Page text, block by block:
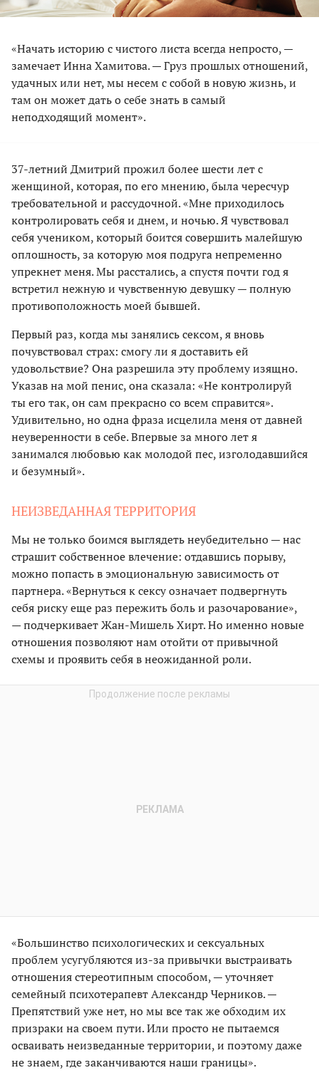
«Начать историю с чистого листа всегда непросто, —
замечает Инна Хамитова. — Груз прошлых отношений,
удачных или нет, мы несем с собой в новую жизнь, и
там он может дать о себе знать в самый
неподходящий момент».
37-летний Дмитрий прожил более шести лет с
женщиной, которая, по его мнению, была чересчур
требовательной и рассудочной. «Мне приходилось
контролировать себя и днем, и ночью. Я чувствовал
себя учеником, который боится совершить малейшую
оплошность, за которую моя подруга непременно
упрекнет меня. Мы расстались, а спустя почти год я
встретил нежную и чувственную девушку — полную
противоположность моей бывшей.
Первый раз, когда мы занялись сексом, я вновь
почувствовал страх: смогу ли я доставить ей
удовольствие? Она разрешила эту проблему изящно.
Указав на мой пенис, она сказала: «Не контролируй
ты его так, он сам прекрасно со всем справится».
Удивительно, но одна фраза исцелила меня от давней
неуверенности в себе. Впервые за много лет я
занимался любовью как молодой пес, изголодавшийся
и безумный».
НЕИЗВЕДАННАЯ ТЕРРИТОРИЯ
Мы не только боимся выглядеть неубедительно — нас
страшит собственное влечение: отдавшись порыву,
можно попасть в эмоциональную зависимость от
партнера. «Вернуться к сексу означает подвергнуть
себя риску еще раз пережить боль и разочарование»,
— подчеркивает Жан-Мишель Хирт. Но именно новые
отношения позволяют нам отойти от привычной
схемы и проявить себя в неожиданной роли.
«Большинство психологических и сексуальных
проблем усугубляются из-за привычки выстраивать
отношения стереотипным способом, — уточняет
семейный психотерапевт Александр Черников. —
Препятствий уже нет, но мы все так же обходим их
призраки на своем пути. Или просто не пытаемся
осваивать неизведанные территории, и поэтому даже
не знаем, где заканчиваются наши границы».